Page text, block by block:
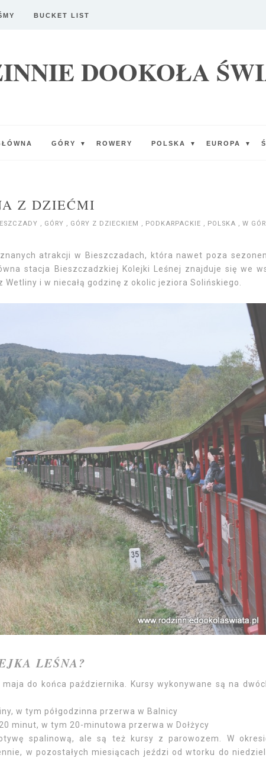
BUCKET LIST
DOOKOŁA
GÓRY ▼ ROWERY POLSKA ▼ EUROPA ▼
Z DZIEĆMI
, GÓRY , GÓRY Z DZIECKIEM , PODKARPACKIE , POLSKA , W
atrakcji w Bieszczadach, która nawet poza
stacja Bieszczadzkiej Kolejki Leśnej znajduje się we
i w niecałą godzinę z okolic jeziora Solińskiego.
LEŚNA?
do końca października. Kursy wykonywane są na
w tym półgodzinna przerwa w Balnicy
minut, w tym 20-minutowa przerwa w Dołżycy
spalinową, ale są też kursy z parowozem. W
w pozostałych miesiącach jeździ od wtorku do